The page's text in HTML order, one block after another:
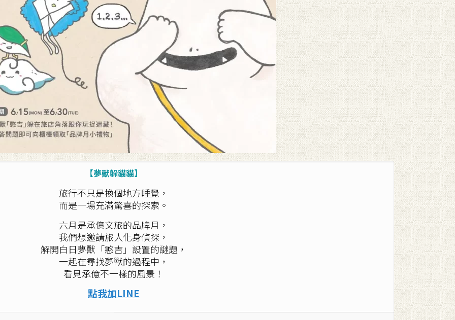
【夢獸躲貓貓】
旅行不只是換個地方睡覺，
而是一場充滿驚喜的探索。
六月是承億文旅的品牌月，
我們想邀請旅人化身偵探，
解開白日夢獸「憨吉」設置的謎題，
一起在尋找夢獸的過程中，
看見承億不一樣的風景！
點我加LINE